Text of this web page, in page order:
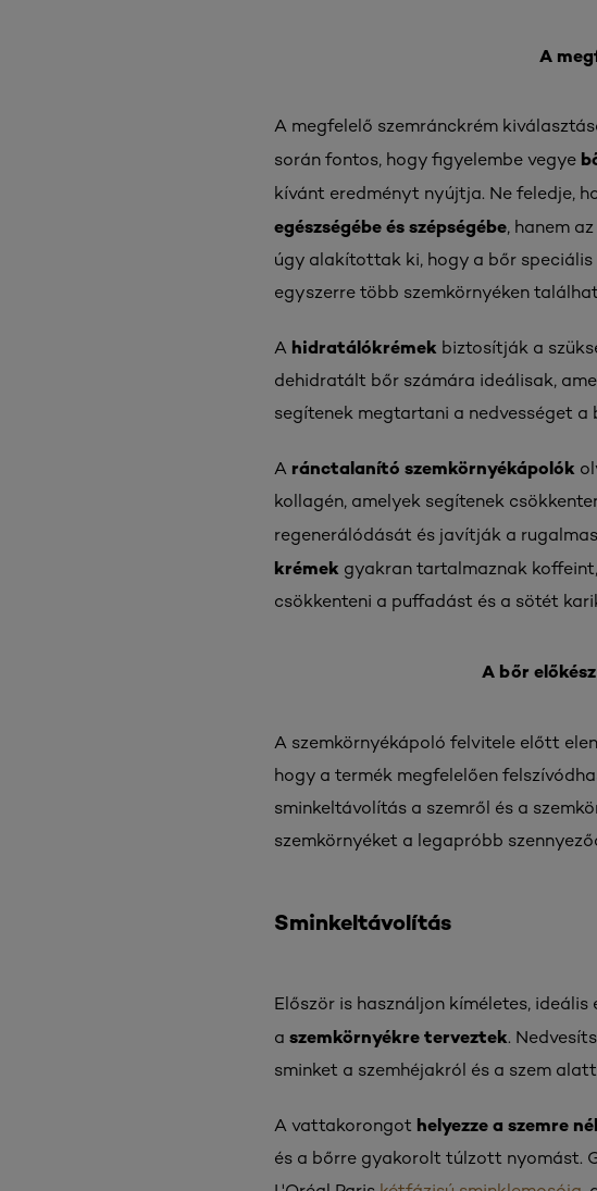
A
A megfelelő szemránckrém
során fontos, hogy figyelembe vegye
kívánt eredményt nyújtja. Ne feledje,
egészségébe és szépségébe, hanem
úgy alakítottak ki, hogy a bőr
egyszerre több szemkörnyéken
A hidratálókrémek biztosítják a
dehidratált bőr számára ideálisak,
segítenek megtartani a nedvességet a
A ránctalanító szemkörnyékápolók
kollagén, amelyek segítenek
regenerálódását és javítják a
krémek gyakran tartalmaznak
csökkenteni a puffadást és a sötét
A bőr
A szemkörnyékápoló felvitele előtt
hogy a termék megfelelően
sminkeltávolítás a szemről és a
szemkörnyéket a legapróbb
Sminkeltávolítás
Először is használjon kíméletes,
a szemkörnyékre terveztek.
sminket a szemhéjakról és a szem
A vattakorongot helyezze a szemre
és a bőrre gyakorolt túlzott nyomást.